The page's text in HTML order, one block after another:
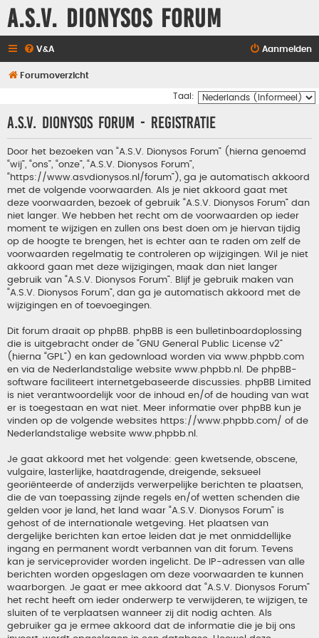
A.S.V. Dionysos Forum
V&A Aanmelden
Forumoverzicht
Taal:
A.S.V. Dionysos Forum - Registratie
Door het bezoeken van “A.S.V. Dionysos Forum” (hierna genoemd
“wij”, “ons”, “onze”, “A.S.V. Dionysos Forum”,
“https://www.asvdionysos.nl/forum”), ga je automatisch akkoord
met de volgende voorwaarden. Als je niet akkoord gaat met
deze voorwaarden, bezoek of gebruik “A.S.V. Dionysos Forum” dan
niet langer. We hebben het recht om de voorwaarden op ieder
moment te wijzigen en zullen ons best doen om je hiervan tijdig
op de hoogte te brengen, het is echter aan te raden om zelf de
voorwaarden regelmatig te controleren op wijzigingen. Wil je niet
akkoord gaan met deze wijzigingen, maak dan niet langer
gebruik van “A.S.V. Dionysos Forum”. Blijf je gebruik maken van
“A.S.V. Dionysos Forum”, dan ga je automatisch akkoord met de
wijzigingen en of toevoegingen.
Dit forum draait op phpBB. phpBB is een bulletinboardoplossing
die is uitgebracht onder de “GNU General Public License v2”
(hierna “GPL”) en kan gedownload worden via www.phpbb.com
en via de Nederlandstalige website www.phpbb.nl . De phpBB-
software faciliteert internetgebaseerde discussies. phpBB Limited
is niet verantwoordelijk voor de inhoud en/of de houding van wat
er is toegestaan en wat niet. Meer informatie over phpBB kun je
vinden op de volgende websites https://www.phpbb.com/ of de
Nederlandstalige website www.phpbb.nl
Je gaat akkoord met het volgende: geen kwetsende, obscene,
vulgaire, lasterlijke, haatdragende, dreigende, seksueel
georiënteerde of anderzijds verwerpelijke berichten te plaatsen,
die de van toepassing zijnde regels en/of wetten schenden die
gelden voor je land, het land waar “A.S.V. Dionysos Forum” is
gehost of de internationale wetgeving. Het plaatsen van
dergelijke berichten kan ertoe leiden dat je met onmiddellijke
ingang en permanent wordt verbannen van dit forum. Tevens
kan je serviceprovider worden ingelicht. De IP-adressen van alle
berichten worden opgeslagen om deze voorwaarden te kunnen
waarborgen. Je gaat er mee akkoord dat “A.S.V. Dionysos Forum”
het recht heeft om ieder onderwerp te verwijderen, te wijzigen, te
sluiten of te verplaatsen wanneer zij dit nodig achten. Als
gebruiker ga je ermee akkoord dat de informatie die je bij ons